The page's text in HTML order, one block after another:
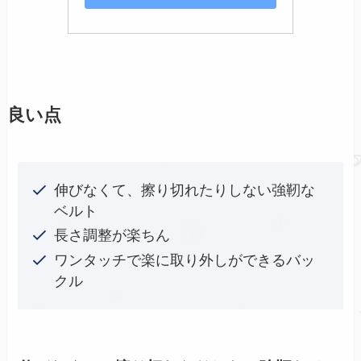
良い点
伸びなくて、擦り切れたりしない強靭な
ベルト
長さ調整が楽ちん
ワンタッチで楽に取り外しができるバッ
クル